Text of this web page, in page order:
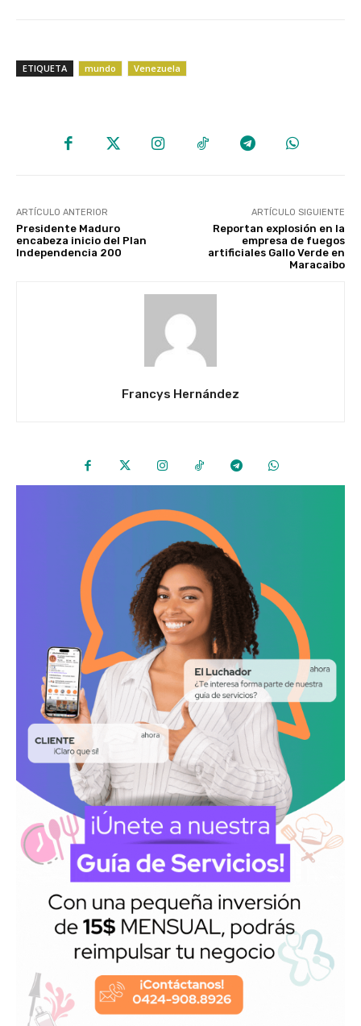
ETIQUETA mundo Venezuela
ARTÍCULO ANTERIOR
Presidente Maduro
encabeza inicio del Plan
Independencia 200
ARTÍCULO SIGUIENTE
Reportan explosión en la
empresa de fuegos
artificiales Gallo Verde en
Maracaibo
Francys Hernández